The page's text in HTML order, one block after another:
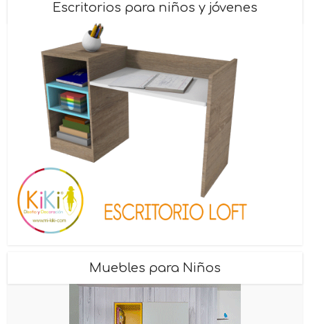
Escritorios para niños y jóvenes
Muebles para Niños